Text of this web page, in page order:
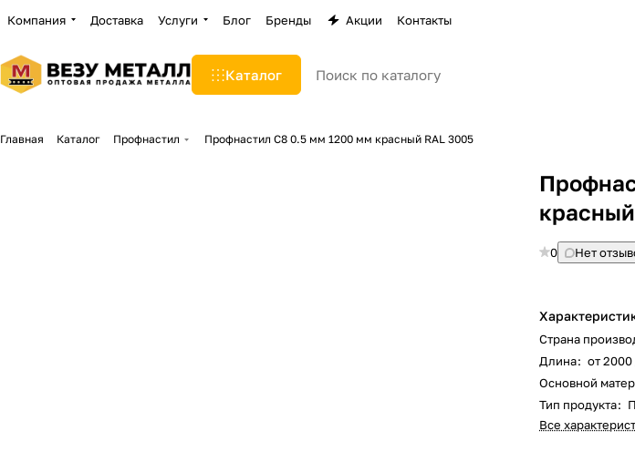
Компания Доставка Услуги Блог Бренды Акции Контакты
Каталог
Главная Каталог Профнастил Профнастил С8 0.5 мм 1200 мм красный RAL 3005
0 Нет
Страна
Длина: от
Основной
Тип продукта:
Все